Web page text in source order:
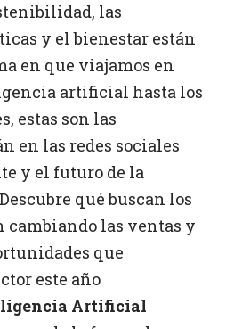
las
y el bienestar están
en que viajamos en
artificial hasta los
estas son las
en las redes sociales
y el futuro de la
qué buscan los
cambiando las ventas y
que
este año
Artificial